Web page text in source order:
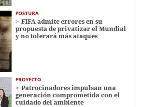
POSTURA
FIFA admite errores en su
propuesta de privatizar el Mundial
y no tolerará más ataques
PROYECTO
Patrocinadores impulsan una
generación comprometida con el
cuidado del ambiente